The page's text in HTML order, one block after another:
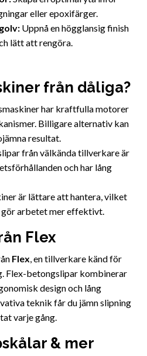
eller epoxifärger.
Uppnå en högglansig finish
lätt att rengöra.
från dåliga?
har kraftfulla motorer
Billigare alternativ kan
resultat.
från välkända tillverkare är
och har lång
är lättare att hantera, vilket
arbetet mer effektivt.
Flex
Flex, en tillverkare känd för
Flex-betongslipar kombinerar
design och lång
teknik får du jämn slipning
varje gång.
& mer